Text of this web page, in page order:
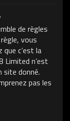
de règles
vous
c’est la
Limited n’est
site donné.
pas les